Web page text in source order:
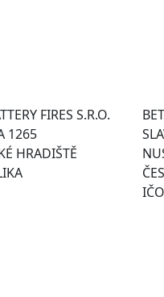
FIRES S.R.O.
1265
HRADIŠTĚ